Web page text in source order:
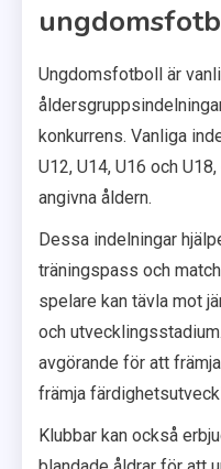
Ungdomsfotboll är
konkurrens. Vanliga
U12, U14, U16 och U18,
angivna åldern.
Dessa indelningar
träningspass och
spelare kan tävla mot
och
avgörande för att
främja
Klubbar kan också